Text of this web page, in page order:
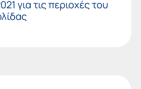
για τις περιοχές του